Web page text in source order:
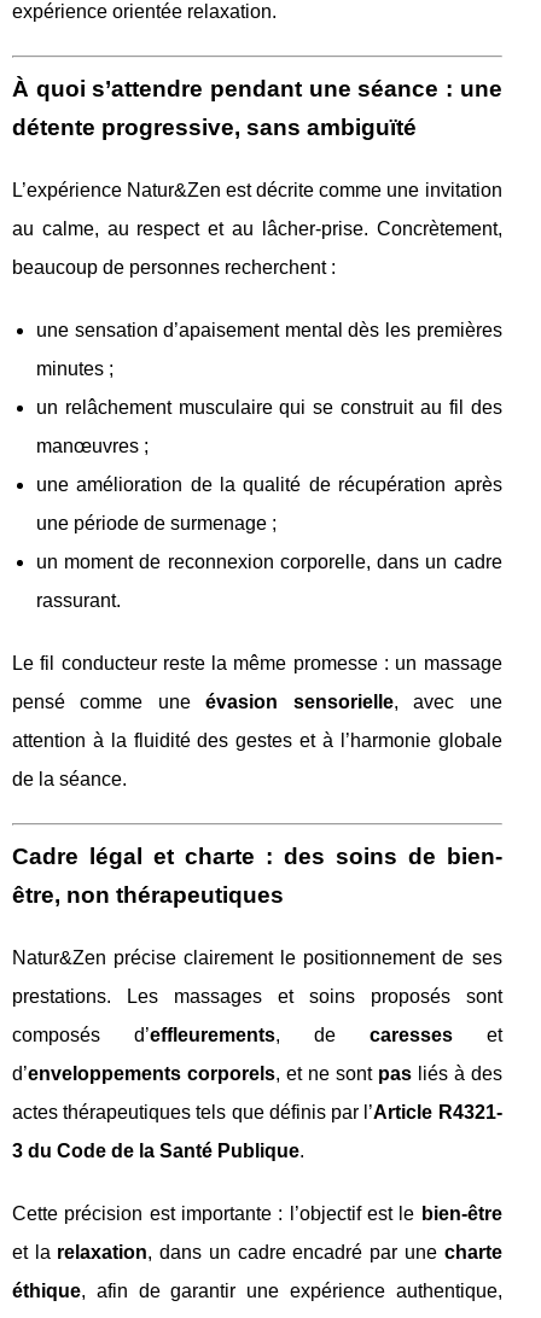
expérience orientée relaxation.
À quoi s’attendre pendant une séance : une
détente progressive, sans ambiguïté
L’expérience Natur&Zen est décrite comme une invitation
au calme, au respect et au lâcher-prise. Concrètement,
beaucoup de personnes recherchent :
une sensation d’apaisement mental dès les premières
minutes ;
un relâchement musculaire qui se construit au fil des
manœuvres ;
une amélioration de la qualité de récupération après
une période de surmenage ;
un moment de reconnexion corporelle, dans un cadre
rassurant.
Le fil conducteur reste la même promesse : un massage
pensé comme uneévasion sensorielle, avec une
attention à la fluidité des gestes et à l’harmonie globale
de la séance.
Cadre légal et charte : des soins de bien-
être, non thérapeutiques
Natur&Zen précise clairement le positionnement de ses
prestations. Les massages et soins proposés sont
composés d’effleurements, de caresseset
d’enveloppements corporels, et ne sont pasliés à des
actes thérapeutiques tels que définis par l’Article R4321-
3 du Code de la Santé Publique.
Cette précision est importante : l’objectif est le bien-être
et la relaxation, dans un cadre encadré par une charte
éthique, afin de garantir une expérience authentique,